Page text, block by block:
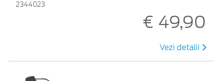
2344023
€ 49,90
Vezi detalii